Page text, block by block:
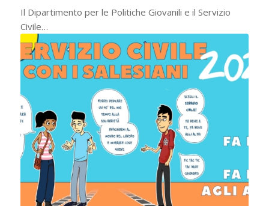
Il Dipartimento per le Politiche Giovanili e il Servizio
Civile…